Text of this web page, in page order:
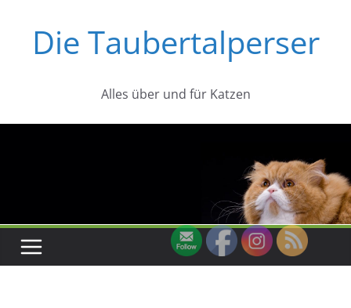
springenDie Taubertalperser
Alles über und für Katzen